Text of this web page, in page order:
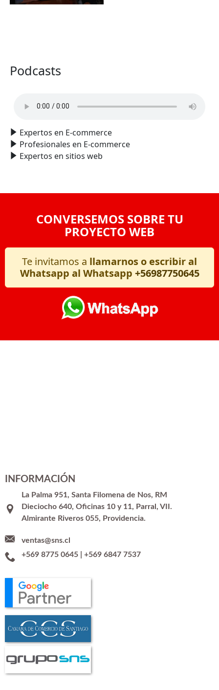
Podcasts
Expertos en E-commerce
Profesionales en E-commerce
Expertos en sitios web
CONVERSEMOS SOBRE TU
PROYECTO WEB
Te invitamos a llamarnos o escribir al
Whatsapp al Whatsapp +56987750645
INFORMACIÓN
La Palma 951, Santa Filomena de Nos, RM
Dieciocho 640, Oficinas 10 y 11, Parral, VII.
Almirante Riveros 055, Providencia.
ventas@sns.cl
+569 8775 0645| +569 6847 7537